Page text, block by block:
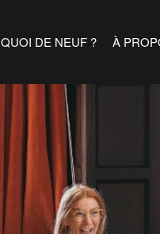
QUOI DE NEUF ? À